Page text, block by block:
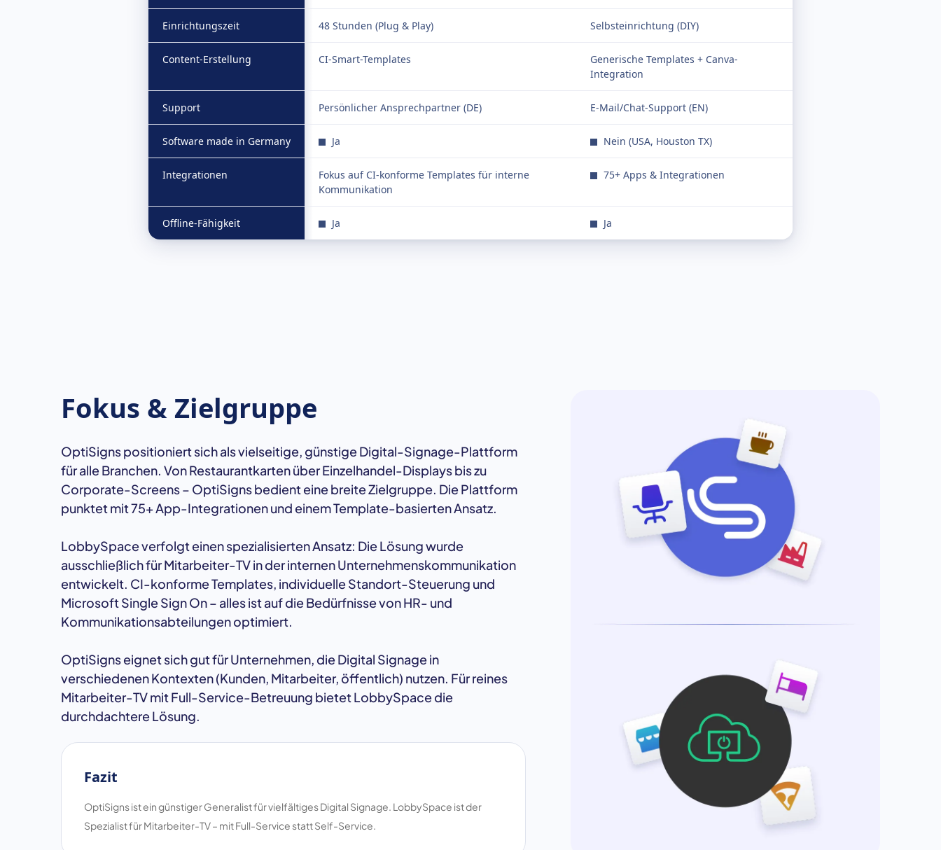
Einrichtungszeit 48 Stunden (Plug & Play) Selbsteinrichtung (DIY)
Content-Erstellung CI-Smart-Templates
Generische Templates + Canva-
Integration
Support Persönlicher Ansprechpartner (DE) E-Mail/Chat-Support (EN)
Software made in Germany Ja Nein (USA, Houston TX)
Integrationen
Fokus auf CI-konforme Templates für interne
Kommunikation
75+ Apps & Integrationen
Offline-Fähigkeit Ja Ja
Fokus & Zielgruppe
OptiSigns positioniert sich als vielseitige, günstige Digital-Signage-Plattform
für alle Branchen. Von Restaurantkarten über Einzelhandel-Displays bis zu
Corporate-Screens – OptiSigns bedient eine breite Zielgruppe. Die Plattform
punktet mit 75+ App-Integrationen und einem Template-basierten Ansatz.
LobbySpace verfolgt einen spezialisierten Ansatz: Die Lösung wurde
ausschließlich für Mitarbeiter-TV in der internen Unternehmenskommunikation
entwickelt. CI-konforme Templates, individuelle Standort-Steuerung und
Microsoft Single Sign On – alles ist auf die Bedürfnisse von HR- und
Kommunikationsabteilungen optimiert.
OptiSigns eignet sich gut für Unternehmen, die Digital Signage in
verschiedenen Kontexten (Kunden, Mitarbeiter, öffentlich) nutzen. Für reines
Mitarbeiter-TV mit Full-Service-Betreuung bietet LobbySpace die
durchdachtere Lösung.
Fazit
OptiSigns ist ein günstiger Generalist für vielfältiges Digital Signage. LobbySpace ist der
Spezialist für Mitarbeiter-TV – mit Full-Service statt Self-Service.